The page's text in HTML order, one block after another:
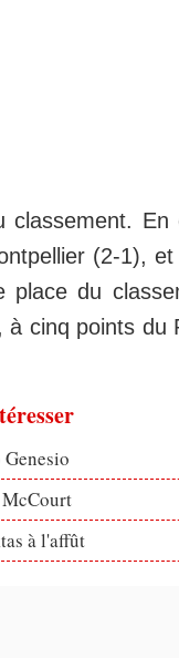
classement.
(2-1),
place du
cinq points du
à l'affût